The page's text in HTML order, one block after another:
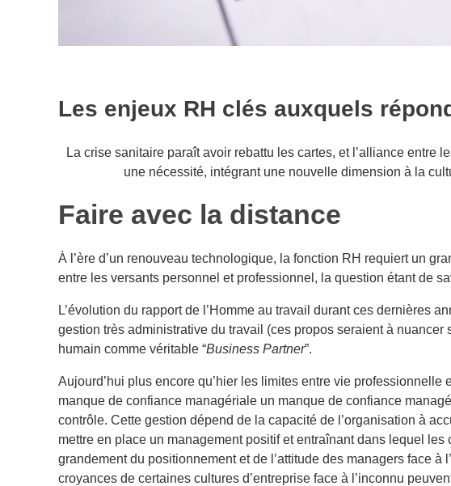
Les enjeux RH clés auxquels
La crise sanitaire paraît avoir rebattu les cartes, et l’alliance entre
une nécessité, intégrant une nouvelle dimension à la
Faire avec la distance
À l’ère d’un renouveau technologique, la fonction RH requiert un
entre les versants personnel et professionnel, la question étant de
L’évolution du rapport de l’Homme au travail durant ces dernières
gestion très administrative du travail (ces propos seraient à
humain comme véritable “Business Partner”.
Aujourd’hui plus encore qu’hier les limites entre vie
manque de confiance managériale un manque de confiance
contrôle. Cette gestion dépend de la capacité de l’organisation à
mettre en place un management positif et entraînant dans lequel
grandement du positionnement et de l’attitude des managers face
croyances de certaines cultures d’entreprise face à l’inconnu